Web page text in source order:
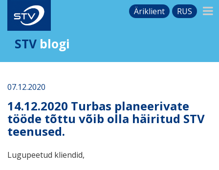
Äriklient RUS
STV blogi
07.12.2020
14.12.2020 Turbas planeerivate
tööde tõttu võib olla häiritud STV
teenused.
Lugupeetud kliendid,